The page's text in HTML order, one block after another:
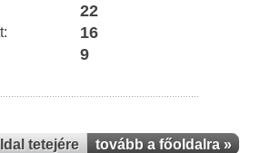
22
16
9
tetejére tovább a főoldalra »